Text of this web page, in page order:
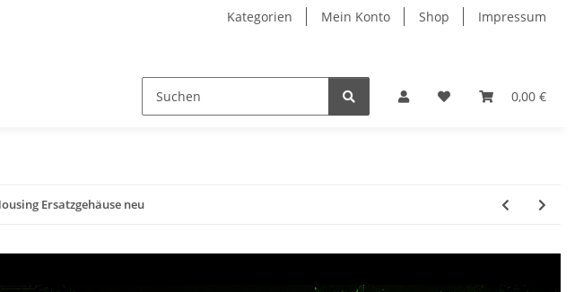
Kategorien Mein Konto Shop Impressum
0,00 €
Ersatzgehäuse neu